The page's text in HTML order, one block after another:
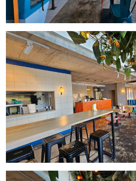
información y programar una visita
aquí para guiarte en cada paso del